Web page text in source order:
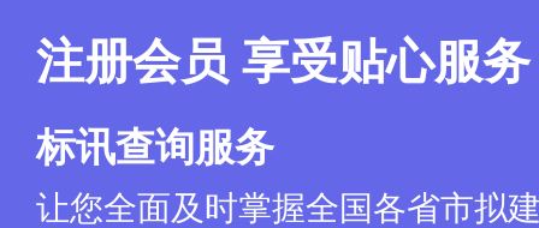
注册会员 享受贴心服务
标讯查询服务
让您全面及时掌握全国各省市拟